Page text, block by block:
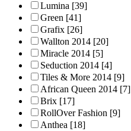
Lumina [39]
Green [41]
Grafix [26]
Wallton 2014 [20]
Miracle 2014 [5]
Seduction 2014 [4]
Tiles & More 2014 [9]
African Queen 2014 [7]
Brix [17]
RollOver Fashion [9]
Anthea [18]